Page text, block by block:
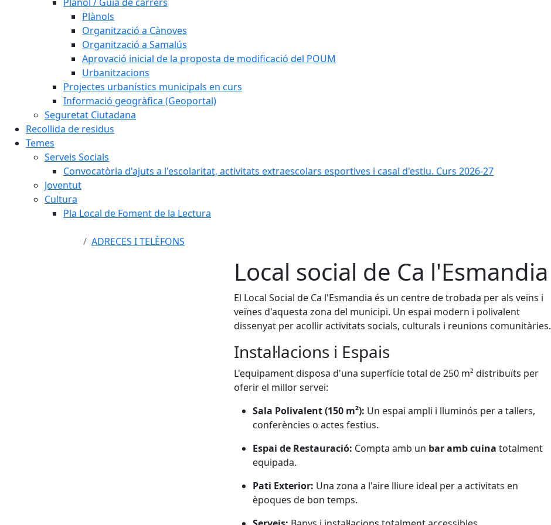
Plànols
Organització a Cànoves
Organització a Samalús
Aprovació inicial de la proposta de modificació del POUM
Urbanitzacions
Projectes urbanístics municipals en curs
Informació geogràfica (Geoportal)
Seguretat Ciutadana
Recollida de residus
Temes
Serveis Socials
Convocatòria d'ajuts a l'escolaritat, activitats extraescolars esportives i casal d'estiu. Curs 2026-27
Joventut
Cultura
Pla Local de Foment de la Lectura
ADRECES I TELÈFONS
Local social de Ca l'Esmandia
El Local Social de Ca l'Esmandia és un centre de trobada per als veïns i
veïnes d'aquesta zona del municipi. Un espai modern i polivalent
dissenyat per acollir activitats socials, culturals i reunions comunitàries.
Instal·lacions i Espais
L'equipament disposa d'una superfície total de 250 m² distribuïts per
oferir el millor servei:
Sala Polivalent (150 m²): Un espai ampli i lluminós per a tallers,
conferències o actes festius.
Espai de Restauració: Compta amb un bar amb cuina totalment
equipada.
Pati Exterior: Una zona a l'aire lliure ideal per a activitats en
èpoques de bon temps.